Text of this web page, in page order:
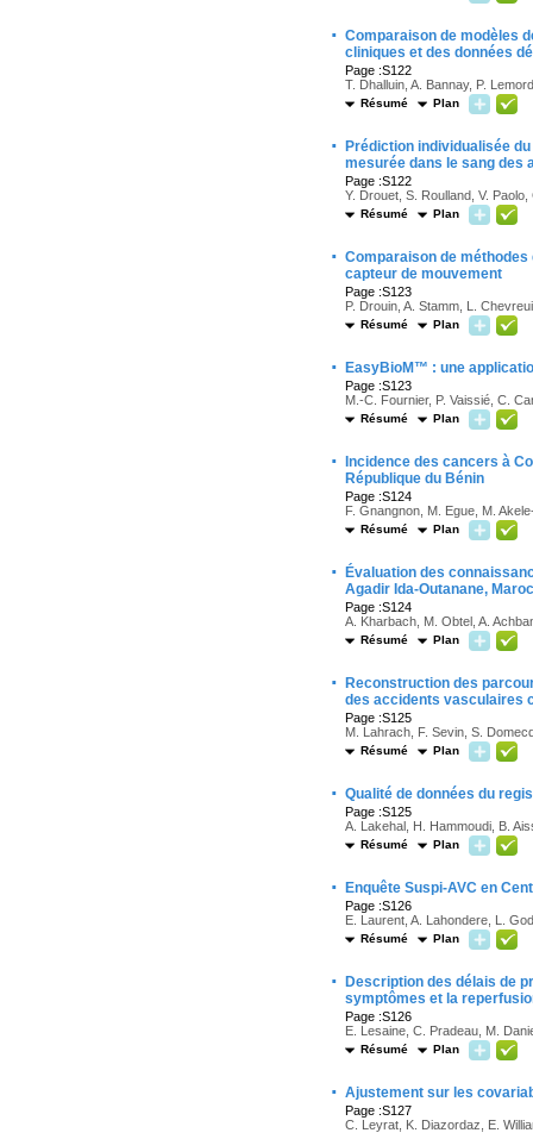
· Comparaison de modèles
cliniques et des données
Page :S122
T. Dhalluin, A. Bannay, P.
Résumé Plan
·
Prédiction individualisée
mesurée dans le sang des
Page :S122
Y. Drouet, S. Roulland, V.
Résumé Plan
· Comparaison de
capteur de mouvement
Page :S123
P. Drouin, A. Stamm, L.
Résumé Plan
· EasyBioM™ : une
Page :S123
M.-C. Fournier, P. Vaissié, C.
Résumé Plan
·
Incidence des cancers à
République du Bénin
Page :S124
F. Gnangnon, M. Egue, M.
Résumé Plan
·
Évaluation des
Agadir Ida-Outanane, Maroc
Page :S124
A. Kharbach, M. Obtel, A.
Résumé Plan
·
Reconstruction des
des accidents vasculaires
Page :S125
M. Lahrach, F. Sevin, S.
Résumé Plan
· Qualité de données du
Page :S125
A. Lakehal, H. Hammoudi, B.
Résumé Plan
· Enquête Suspi-AVC en
Page :S126
E. Laurent, A. Lahondere, L.
Résumé Plan
·
Description des délais de
symptômes et la
Page :S126
E. Lesaine, C. Pradeau, M.
Résumé Plan
· Ajustement sur les
Page :S127
C. Leyrat, K. Diazordaz, E.